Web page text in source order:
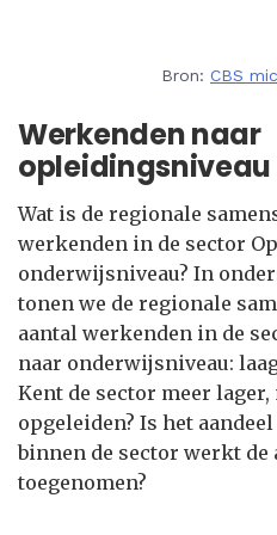
Bron: CBS
Werkenden naar
opleidingsniveau
Wat is de regionale
werkenden in de sector
onderwijsniveau? In
tonen we de regionale
aantal werkenden in de
naar onderwijsniveau:
Kent de sector meer
opgeleiden? Is het
binnen de sector werkt de
toegenomen?